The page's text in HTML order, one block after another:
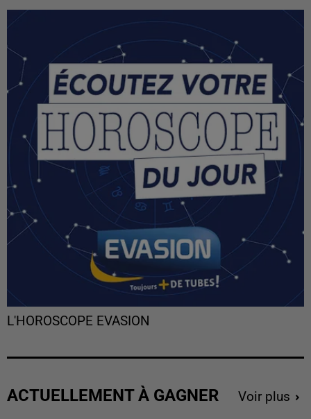
L'HOROSCOPE EVASION
ACTUELLEMENT À GAGNER Voir plus